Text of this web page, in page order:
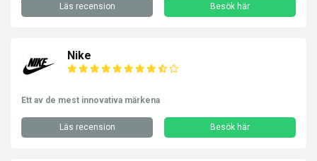
Läs recension Besök här
Nike
Ett av de mest innovativa märkena
Läs recension Besök här